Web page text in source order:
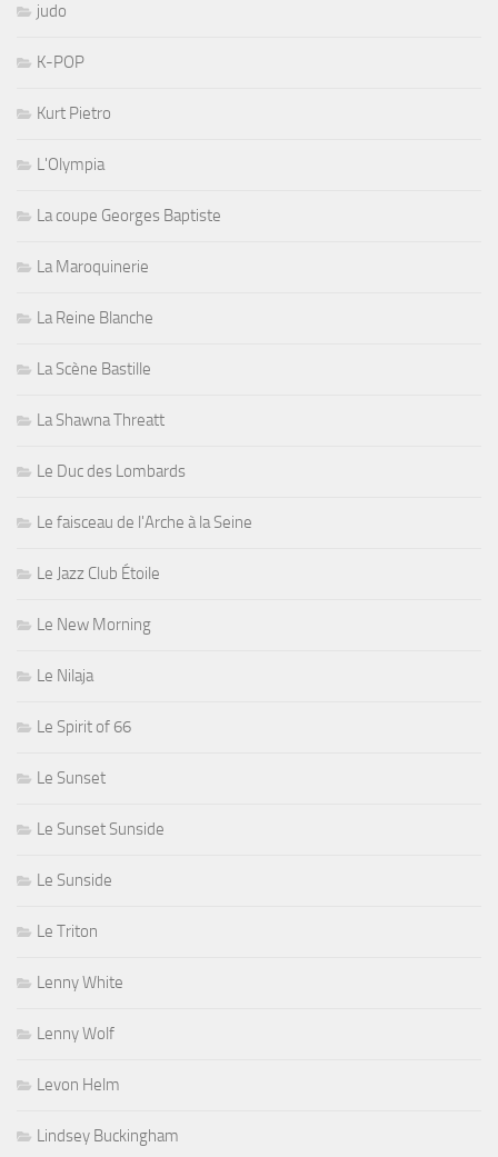
judo
K-POP
Kurt Pietro
L'Olympia
La coupe Georges Baptiste
La Maroquinerie
La Reine Blanche
La Scène Bastille
La Shawna Threatt
Le Duc des Lombards
Le faisceau de l'Arche à la Seine
Le Jazz Club Étoile
Le New Morning
Le Nilaja
Le Spirit of 66
Le Sunset
Le Sunset Sunside
Le Sunside
Le Triton
Lenny White
Lenny Wolf
Levon Helm
Lindsey Buckingham